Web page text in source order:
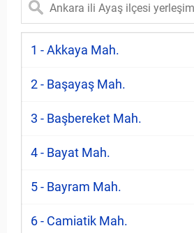
1 - Akkaya Mah.
2 - Başayaş Mah.
3 - Başbereket Mah.
4 - Bayat Mah.
5 - Bayram Mah.
6 - Camiatik Mah.